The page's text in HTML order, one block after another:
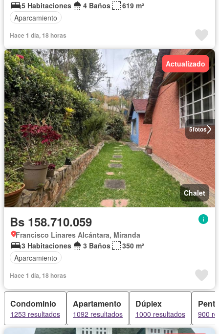
5 Habitaciones
4 Baños
619 m²
Aparcamiento
Hace 1 día, 18 horas
5fotos
Actualizado
Chalet
Bs 158.710.059
Francisco Linares Alcántara, Miranda
3 Habitaciones
3 Baños
350 m²
Aparcamiento
Hace 1 día, 18 horas
Condominio
1253 resultados
Apartamento
1092 resultados
Dúplex
1000 resultados 900